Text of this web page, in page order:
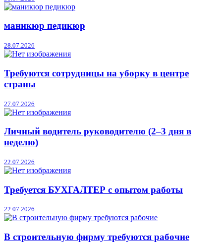
маникюр педикюр
28.07.2026
Требуются сотрудницы на уборку в центре
страны
27.07.2026
Личный водитель руководителю (2–3 дня в
неделю)
22.07.2026
Требуется БУХГАЛТЕР с опытом работы
22.07.2026
В строительную фирму требуются рабочие